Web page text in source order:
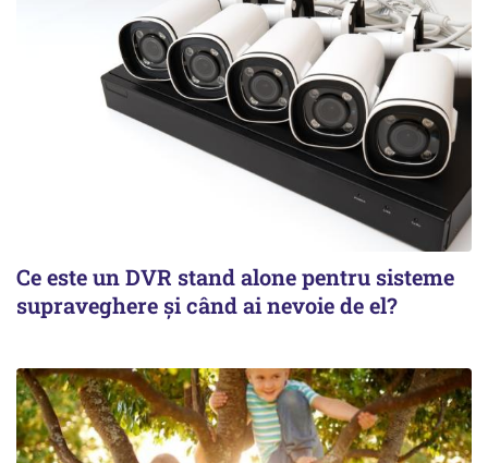
Ce este un DVR stand alone pentru sisteme
supraveghere și când ai nevoie de el?